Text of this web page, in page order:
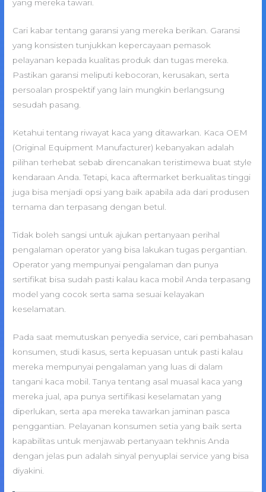
yang mereka tawari.
Cari kabar tentang garansi yang mereka berikan. Garansi
yang konsisten tunjukkan kepercayaan pemasok
pelayanan kepada kualitas produk dan tugas mereka.
Pastikan garansi meliputi kebocoran, kerusakan, serta
persoalan prospektif yang lain mungkin berlangsung
sesudah pasang.
Ketahui tentang riwayat kaca yang ditawarkan. Kaca OEM
(Original Equipment Manufacturer) kebanyakan adalah
pilihan terhebat sebab direncanakan teristimewa buat style
kendaraan Anda. Tetapi, kaca aftermarket berkualitas tinggi
juga bisa menjadi opsi yang baik apabila ada dari produsen
ternama dan terpasang dengan betul.
Tidak boleh sangsi untuk ajukan pertanyaan perihal
pengalaman operator yang bisa lakukan tugas pergantian.
Operator yang mempunyai pengalaman dan punya
sertifikat bisa sudah pasti kalau kaca mobil Anda terpasang
model yang cocok serta sama sesuai kelayakan
keselamatan.
Pada saat memutuskan penyedia service, cari pembahasan
konsumen, studi kasus, serta kepuasan untuk pasti kalau
mereka mempunyai pengalaman yang luas di dalam
tangani kaca mobil. Tanya tentang asal muasal kaca yang
mereka jual, apa punya sertifikasi keselamatan yang
diperlukan, serta apa mereka tawarkan jaminan pasca
penggantian. Pelayanan konsumen setia yang baik serta
kapabilitas untuk menjawab pertanyaan tekhnis Anda
dengan jelas pun adalah sinyal penyuplai service yang bisa
diyakini.